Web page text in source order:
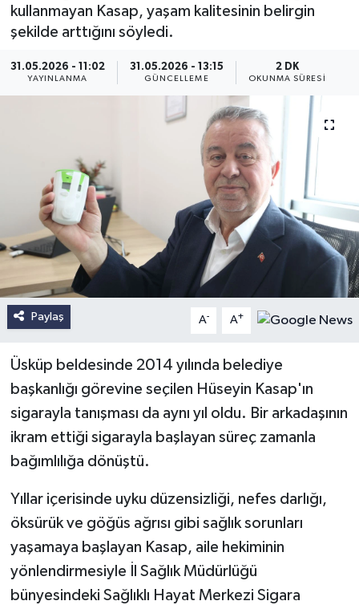
kullanmayan Kasap, yaşam kalitesinin belirgin
şekilde arttığını söyledi.
31.05.2026 - 11:02
YAYINLANMA
31.05.2026 - 13:15
GÜNCELLEME
2 DK
OKUNMA SÜRESI
Paylaş A- A+
Üsküp beldesinde 2014 yılında belediye
başkanlığı görevine seçilen Hüseyin Kasap'ın
sigarayla tanışması da aynı yıl oldu. Bir arkadaşının
ikram ettiği sigarayla başlayan süreç zamanla
bağımlılığa dönüştü.
Yıllar içerisinde uyku düzensizliği, nefes darlığı,
öksürük ve göğüs ağrısı gibi sağlık sorunları
yaşamaya başlayan Kasap, aile hekiminin
yönlendirmesiyle İl Sağlık Müdürlüğü
bünyesindeki Sağlıklı Hayat Merkezi Sigara